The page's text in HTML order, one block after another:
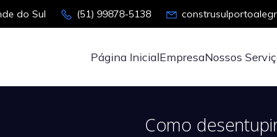
do Sul (51) 99878-5138
Página InicialEmpresaNossos
Como